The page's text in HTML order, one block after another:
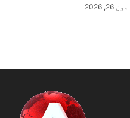
جون 26, 2026